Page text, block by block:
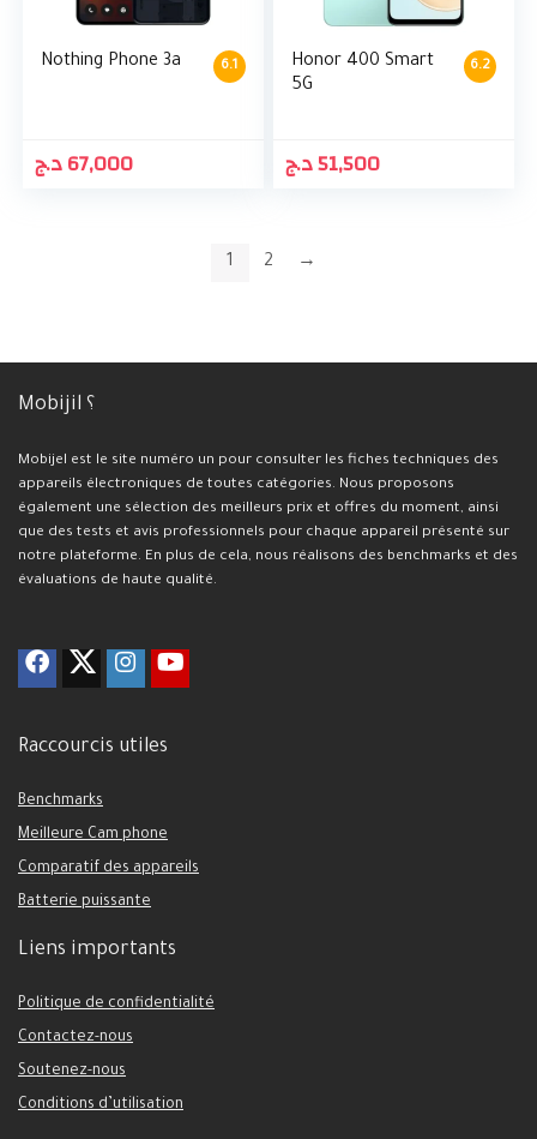
6.1
Nothing Phone 3a
67,000د.ج
6.2
Honor 400 Smart
5G
51,500د.ج
1 2 →
Mobijil ؟
Mobijel est le site numéro un pour consulter les fiches techniques des
appareils électroniques de toutes catégories. Nous proposons
également une sélection des meilleurs prix et offres du moment, ainsi
que des tests et avis professionnels pour chaque appareil présenté sur
notre plateforme. En plus de cela, nous réalisons des benchmarks et des
évaluations de haute qualité.
Raccourcis utiles
Benchmarks
Meilleure Cam phone
Comparatif des appareils
Batterie puissante
Liens importants
Politique de confidentialité
Contactez-nous
Soutenez-nous
Conditions d’utilisation